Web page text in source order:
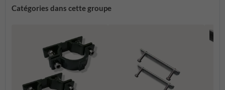
Catégories dans cette groupe